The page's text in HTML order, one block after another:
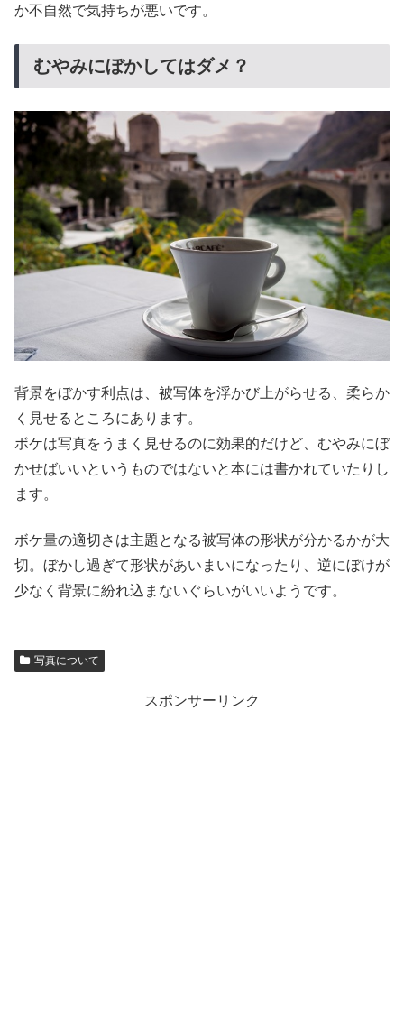
か不自然で気持ちが悪いです。
むやみにぼかしてはダメ？
背景をぼかす利点は、被写体を浮かび上がらせる、柔らか
く見せるところにあります。
ボケは写真をうまく見せるのに効果的だけど、むやみにぼ
かせばいいというものではないと本には書かれていたりし
ます。
ボケ量の適切さは主題となる被写体の形状が分かるかが大
切。ぼかし過ぎて形状があいまいになったり、逆にぼけが
少なく背景に紛れ込まないぐらいがいいようです。
写真について
スポンサーリンク